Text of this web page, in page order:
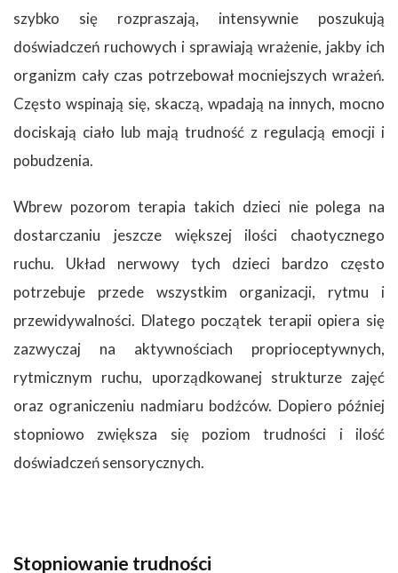
szybko się rozpraszają, intensywnie poszukują
doświadczeń ruchowych i sprawiają wrażenie, jakby ich
organizm cały czas potrzebował mocniejszych wrażeń.
Często wspinają się, skaczą, wpadają na innych, mocno
dociskają ciało lub mają trudność z regulacją emocji i
pobudzenia.
Wbrew pozorom terapia takich dzieci nie polega na
dostarczaniu jeszcze większej ilości chaotycznego
ruchu. Układ nerwowy tych dzieci bardzo często
potrzebuje przede wszystkim organizacji, rytmu i
przewidywalności. Dlatego początek terapii opiera się
zazwyczaj na aktywnościach proprioceptywnych,
rytmicznym ruchu, uporządkowanej strukturze zajęć
oraz ograniczeniu nadmiaru bodźców. Dopiero później
stopniowo zwiększa się poziom trudności i ilość
doświadczeń sensorycznych.
Stopniowanie trudności